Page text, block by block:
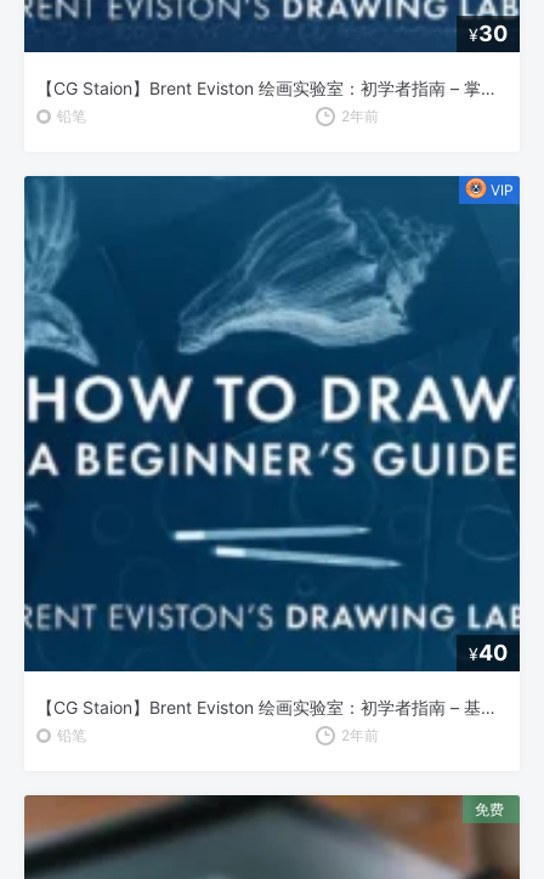
¥30
【CG Staion】Brent Eviston 绘画实验室：初学者指南 – 掌握线条的艺术
铅笔 2年前
¥40
【CG Staion】Brent Eviston 绘画实验室：初学者指南 – 基础绘画技巧全解析
铅笔 2年前